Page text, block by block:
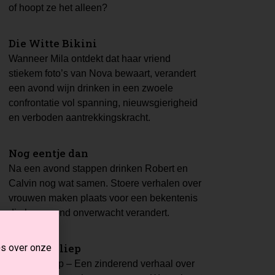
of hoopt ze het alleen?
Die Witte Bikini
Wanneer Mila ontdekt dat haar vriend
stiekem foto’s van Nova bewaart, verandert
een avond wijn drinken in een zwoele
confrontatie vol spanning, nieuwsgierigheid
en verboden aantrekkingskracht.
Nog eentje dan
Na een avond stappen drinken Robert en
Calvin nog wat samen. Stoere verhalen over
vrouwen maken plaats voor een bekentenis
die hun avond onverwacht verandert.
Alsof ik sliep
Alsof ik sliep – Een zinderend verhaal over
over onze